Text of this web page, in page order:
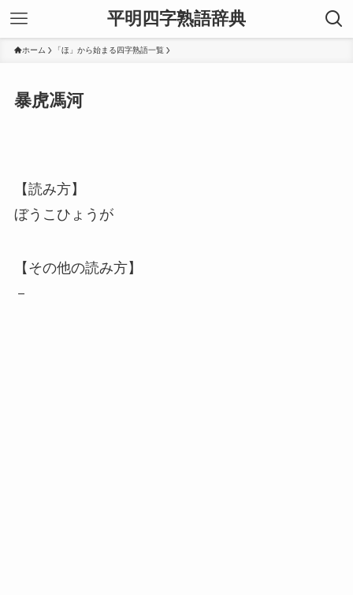
平明四字熟語辞典
ホーム 「ほ」から始まる四字熟語一覧
暴虎馮河
【読み方】
ぼうこひょうが
【その他の読み方】
－